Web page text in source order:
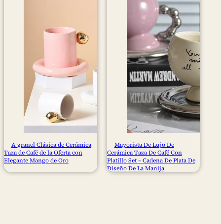
A granel Clásica de Cerámica
Taza de Café de la Oferta con
Elegante Mango de Oro
Mayorista De Lujo De
Cerámica Taza De Café Con
Platillo Set – Cadena De Plata De
Diseño De La Manija